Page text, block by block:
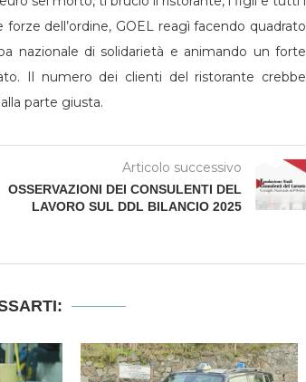
dell’ordine, GOEL reagì facendo quadrato
nazionale di solidarietà e animando un forte
Il numero dei clienti del ristorante crebbe
parte giusta.
Articolo successivo
OSSERVAZIONI DEI CONSULENTI DEL
LAVORO SUL DDL BILANCIO 2025